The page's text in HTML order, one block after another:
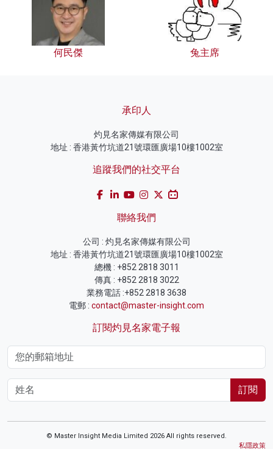
何民傑 兔主席
承印人
灼見名家傳媒有限公司
地址 : 香港黃竹坑道21號環匯廣場10樓1002室
追蹤我們的社交平台
聯絡我們
公司 : 灼見名家傳媒有限公司
地址 : 香港黃竹坑道21號環匯廣場10樓1002室
總機 : +852 2818 3011
傳真 : +852 2818 3022
業務電話 :+852 2818 3638
電郵 : contact@master-insight.com
訂閱灼見名家電子報
訂閱
© Master Insight Media Limited 2026 All rights reserved.
私隱政策